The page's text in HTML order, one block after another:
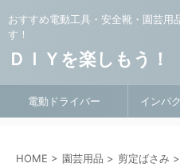
おすすめ電動工具・安全靴・園芸用
す！
ＤＩＹを楽しもう！
電動ドライバー インパ
HOME > 園芸用品 > 剪定ばさみ >